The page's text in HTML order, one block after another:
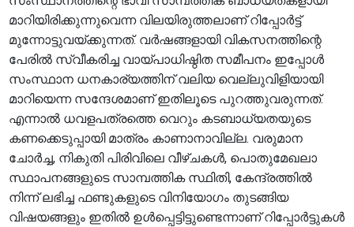
മാറിയിരിക്കുന്നുവെന്ന വിലയിരുത്തലാണ് റിപ്പോർട്ട്
മുന്നോട്ടുവയ്ക്കുന്നത്. വർഷങ്ങളായി വികസനത്തിന്റെ
പേരിൽ സ്വീകരിച്ച വായ്പാധിഷ്ഠിത സമീപനം ഇപ്പോൾ
സംസ്ഥാന ധനകാര്യത്തിന് വലിയ വെല്ലുവിളിയായി
മാറിയെന്ന സന്ദേശമാണ് ഇതിലൂടെ പുറത്തുവരുന്നത്.
എന്നാൽ ധവളപത്രത്തെ വെറും കടബാധ്യതയുടെ
കണക്കെടുപ്പായി മാത്രം കാണാനാവില്ല. വരുമാന
ചോർച്ച, നികുതി പിരിവിലെ വീഴ്ചകൾ, പൊതുമേഖലാ
സ്ഥാപനങ്ങളുടെ സാമ്പത്തിക സ്ഥിതി, കേന്ദ്രത്തിൽ
നിന്ന് ലഭിച്ച ഫണ്ടുകളുടെ വിനിയോഗം തുടങ്ങിയ
വിഷയങ്ങളും ഇതിൽ ഉൾപ്പെട്ടിട്ടുണ്ടെന്നാണ് റിപ്പോർട്ടുകൾ